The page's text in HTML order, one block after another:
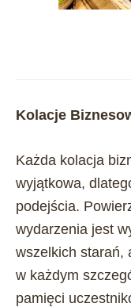
Kolacje
Każda kolacja
wyjątkowa,
podejścia.
wydarzenia jest
wszelkich starań,
w każdym
pamięci